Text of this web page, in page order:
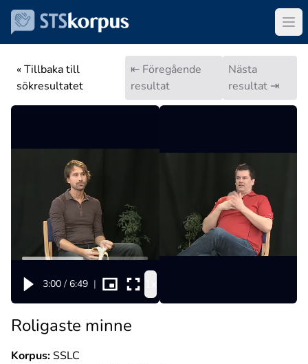
« Tillbaka till
sökresultatet
⇤ Föregående
resultat
Nästa
resultat ⇥
3:00 / 6:49 |
Roligaste minne
Korpus:SSLC